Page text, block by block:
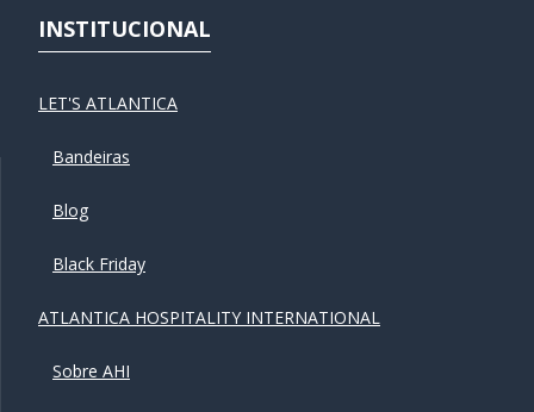
INSTITUCIONAL
LET'S ATLANTICA
Bandeiras
Blog
Black Friday
ATLANTICA HOSPITALITY INTERNATIONAL
Sobre AHI